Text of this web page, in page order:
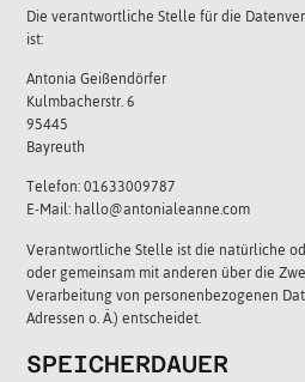
Die verantwortliche Stelle für die
ist:
Antonia Geißendörfer
Kulmbacherstr. 6
95445
Bayreuth
Telefon: 01633009787
E-Mail: hallo@antonialeanne.com
Verantwortliche Stelle ist die natürliche
oder gemeinsam mit anderen über die
Verarbeitung von personenbezogenen
Adressen o. Ä.) entscheidet.
SPEICHERDAUER